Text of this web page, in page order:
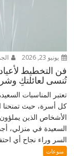
يونيو 23, 2026
فن التخطيط
تُنسى لعائلتكِ
تعتبر المناسبات
كل أسرة، حيث تمنحنا
الأشخاص الذين
السعيدة في منزلي،
السر وراء نجاح أي
منوعات